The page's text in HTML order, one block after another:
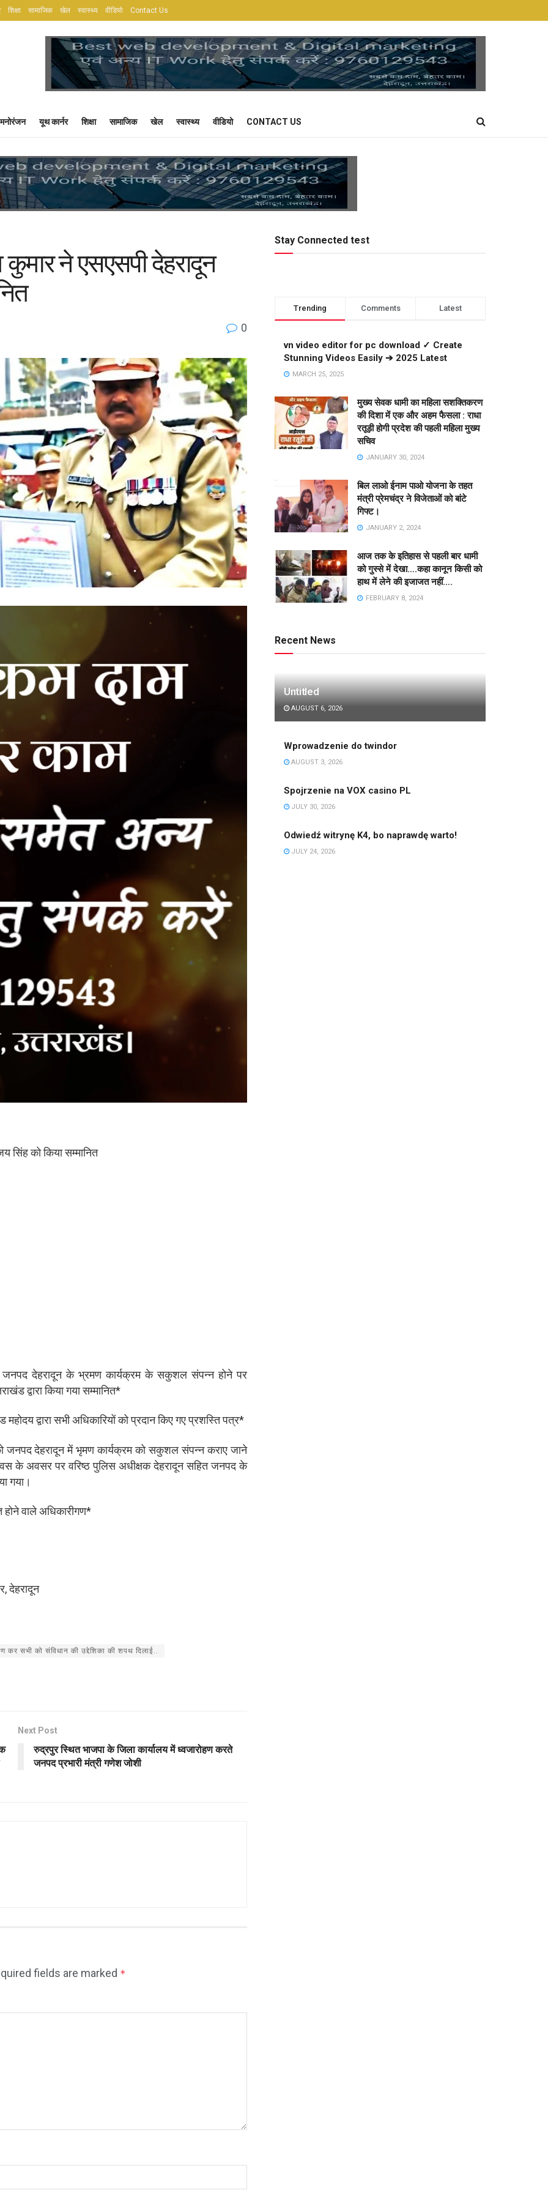
शिक्षा सामाजिक खेल स्वास्थ्य वीडियो Contact Us
मनोरंजन यूथ कार्नर शिक्षा सामाजिक खेल स्वास्थ्य वीडियो CONTACT US
ने एसएसपी देहरादून
0
सिंह को किया सम्मानित
जनपद देहरादून के भ्रमण कार्यक्रम के सकुशल संपन्न होने पर
द्वारा किया गया सम्मानित*
द्वारा सभी अधिकारियों को प्रदान किए गए प्रशस्ति पत्र*
जनपद देहरादून में भृमण कार्यक्रम को सकुशल संपन्न कराए जाने
के अवसर पर वरिष्ठ पुलिस अधीक्षक देहरादून सहित जनपद के
गया।
वाले अधिकारीगण*
देहरादून
सभी को संविधान की उद्देशिका की शपथ दिलाई..
Next Post
रुद्रपुर स्थित भाजपा के जिला कार्यालय में ध्वजारोहण करते
जनपद प्रभारी मंत्री गणेश जोशी
fields are marked *
Stay Connected test
Trending Comments Latest
vn video editor for pc download ✓ Create
Stunning Videos Easily ➔ 2025 Latest
MARCH 25, 2025
मुख्य सेवक धामी का महिला सशक्तिकरण
की दिशा में एक और अहम फैसला : राधा
रतूड़ी होगी प्रदेश की पहली महिला मुख्य
सचिव
JANUARY 30, 2024
बिल लाओ ईनाम पाओ योजना के तहत
मंत्री प्रेमचंद्र ने विजेताओं को बांटे
गिफ्ट।
JANUARY 2, 2024
आज तक के इतिहास से पहली बार धामी
को गुस्से में देखा….कहा कानून किसी को
हाथ में लेने की इजाजत नहीं….
FEBRUARY 8, 2024
Recent News
Untitled
AUGUST 6, 2026
Wprowadzenie do twindor
AUGUST 3, 2026
Spojrzenie na VOX casino PL
JULY 30, 2026
Odwiedź witrynę K4, bo naprawdę warto!
JULY 24, 2026